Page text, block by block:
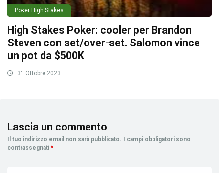
Poker High Stakes
High Stakes Poker: cooler per Brandon
Steven con set/over-set. Salomon vince
un pot da $500K
31 Ottobre 2023
Lascia un commento
Il tuo indirizzo email non sarà pubblicato. I campi obbligatori sono
contrassegnati *